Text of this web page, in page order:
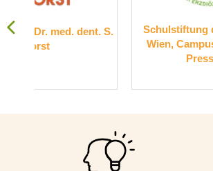
S.
Schulstiftung der Erzdiözese
Wien, Campus Sacré Coeur